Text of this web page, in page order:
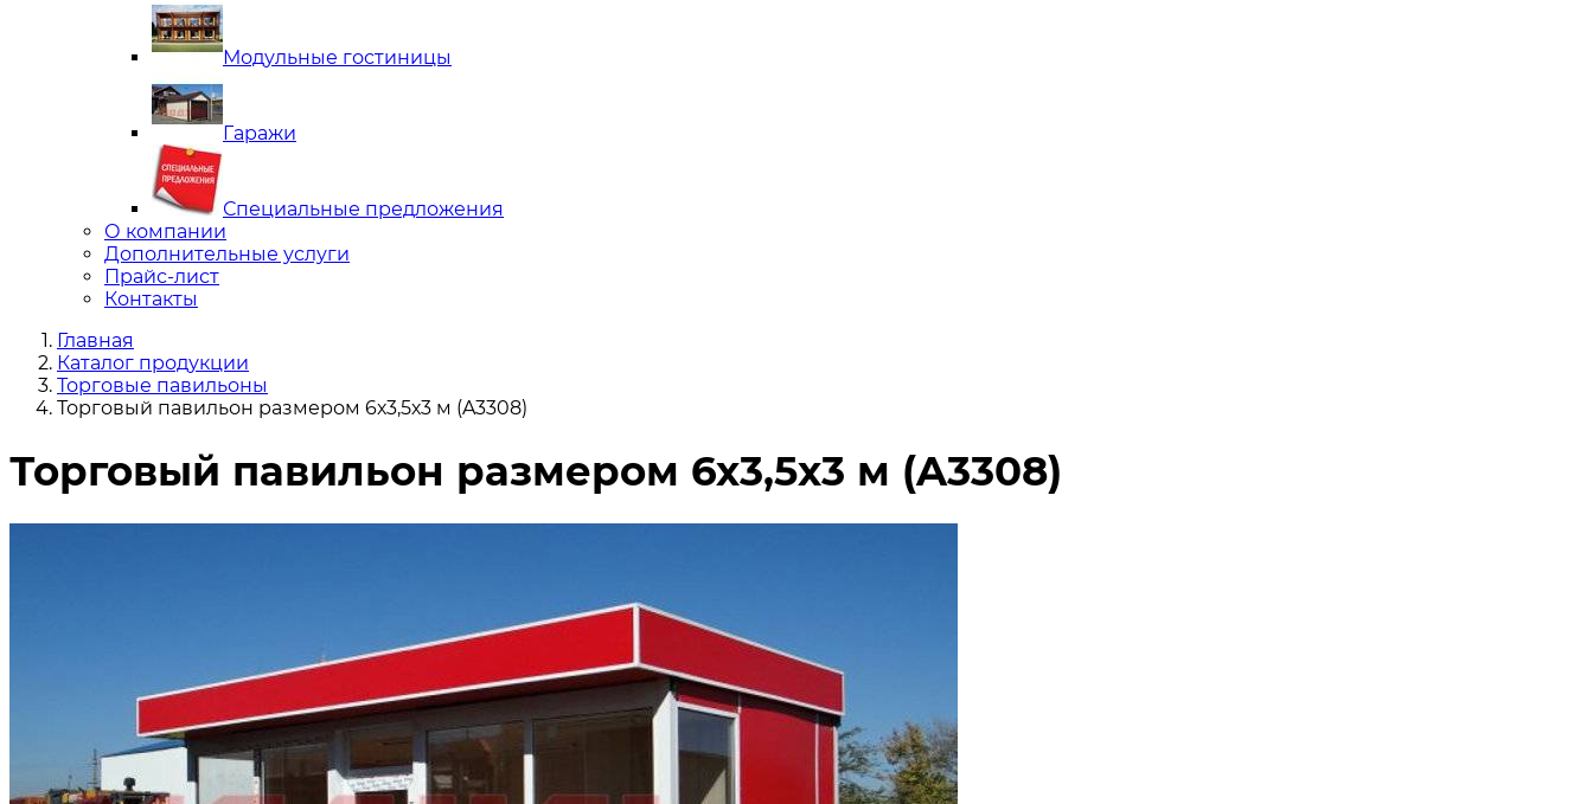
Модульные гостиницы
Гаражи
Специальные предложения
О компании
Дополнительные услуги
Прайс-лист
Контакты
Главная
Каталог продукции
Торговые павильоны
Торговый павильон размером 6х3,5х3 м (A3308)
Торговый павильон размером 6х3,5х3 м (A3308)